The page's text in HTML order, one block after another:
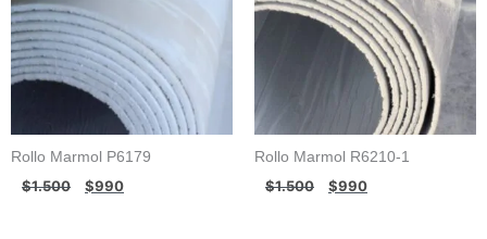
Rollo Marmol P6179
$1.500 $990
Rollo Marmol R6210-1
$1.500 $990